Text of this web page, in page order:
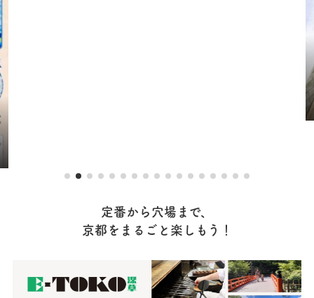
定番から穴場まで、
京都をまるごと楽しもう！